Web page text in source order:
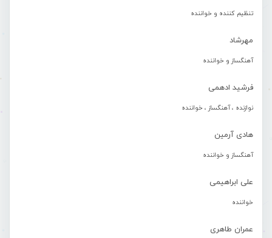
تنظیم کننده و خواننده
مهرشاد
آهنگساز و خواننده
فرشید ادهمی
نوازنده ، آهنگساز ، خواننده
هادی آرمین
آهنگساز و خواننده
علی ابراهیمی
خواننده
عمران طاهری